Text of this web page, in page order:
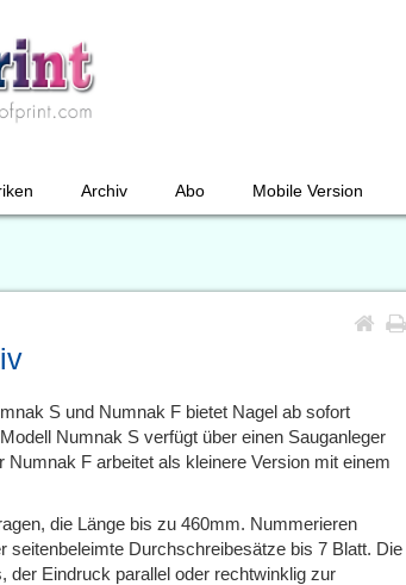
Archiv Abo Mobile Version
S und Numnak F bietet Nagel ab sofort
Numnak S verfügt über einen Sauganleger
F arbeitet als kleinere Version mit einem
die Länge bis zu 460mm. Nummerieren
seitenbeleimte Durchschreibesätze bis 7 Blatt. Die
der Eindruck parallel oder rechtwinklig zur